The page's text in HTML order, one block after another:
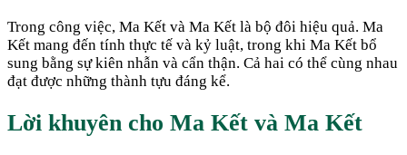
Trong công việc, Ma Kết và Ma Kết là bộ đôi hiệu quả. Ma
Kết mang đến tính thực tế và kỷ luật, trong khi Ma Kết bổ
sung bằng sự kiên nhẫn và cẩn thận. Cả hai có thể cùng nhau
đạt được những thành tựu đáng kể.
Lời khuyên cho Ma Kết và Ma Kết